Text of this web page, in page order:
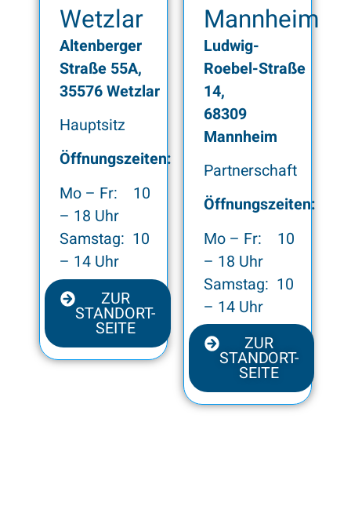
Wetzlar
Altenberger
Straße 55A,
35576 Wetzlar
Hauptsitz
Öffnungszeiten:
Mo – Fr: 10
– 18 Uhr
Samstag: 10
– 14 Uhr
ZUR
STANDORT-
SEITE
Mannheim
Ludwig-
Roebel-Straße
14,
68309
Mannheim
Partnerschaft
Öffnungszeiten:
Mo – Fr: 10
– 18 Uhr
Samstag: 10
– 14 Uhr
ZUR
STANDORT-
SEITE